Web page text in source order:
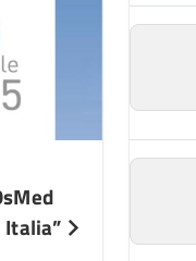
Italia”